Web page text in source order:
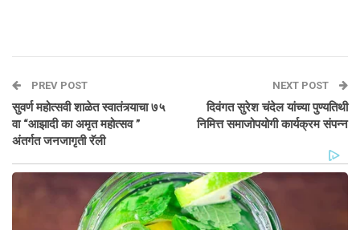
PREV POST
सुवर्ण महोत्सवी शाळेत स्वातंत्र्याचा ७५
वा “आझादी का अमृत महोत्सव ”
अंतर्गत जनजागृती रॅली
NEXT POST
दिवंगत सुरेश चंदेल यांच्या पुण्यतिथी
निमित्त समाजोपयोगी कार्यक्रम संपन्न